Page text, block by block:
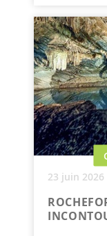
23 juin 2026